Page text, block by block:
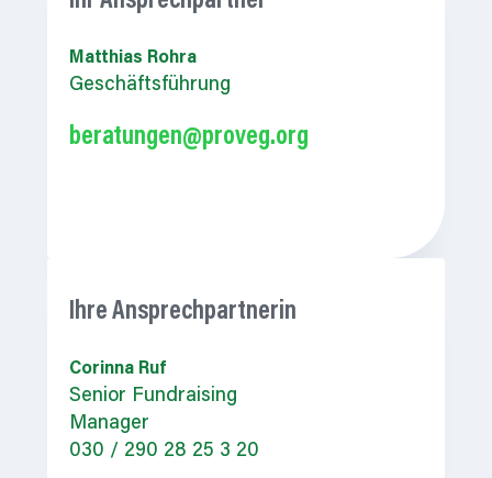
Matthias Rohra
Geschäftsführung
beratungen@proveg.org
Ihre Ansprechpartnerin
Corinna Ruf
Senior Fundraising
Manager
030 / 290 28 25 3 20